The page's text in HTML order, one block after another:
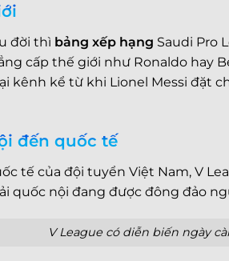
đời thì bảng xếp hạng Saudi Pro
cấp thế giới như Ronaldo hay
kênh kể từ khi Lionel Messi đặt
đến quốc tế
tế của đội tuyển Việt Nam, V
quốc nội đang được đông đảo
V League có diễn biến ngày